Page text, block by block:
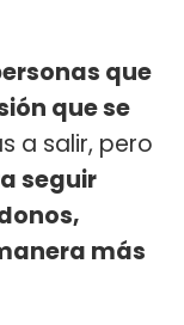
que
que se
a salir, pero
seguir
más